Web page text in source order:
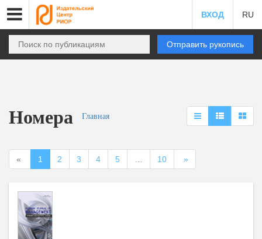
ВХОД RU
Отправить рукопись
Номера Главная
« 1 2 3 4 5 10 »